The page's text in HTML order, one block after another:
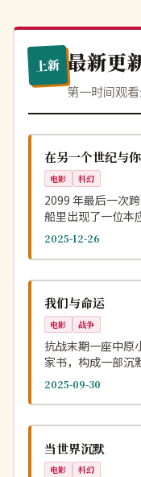
上新 最新更
第一时间观
美国
在另一个世纪与
电影 科幻
2099 年最后一次
船里出现了一位本
2025-12-26
中国
我们与命运
电影 战争
抗战末期一座中原
家书，构成一部沉
2025-09-30
英国
当世界沉默
电影 科幻